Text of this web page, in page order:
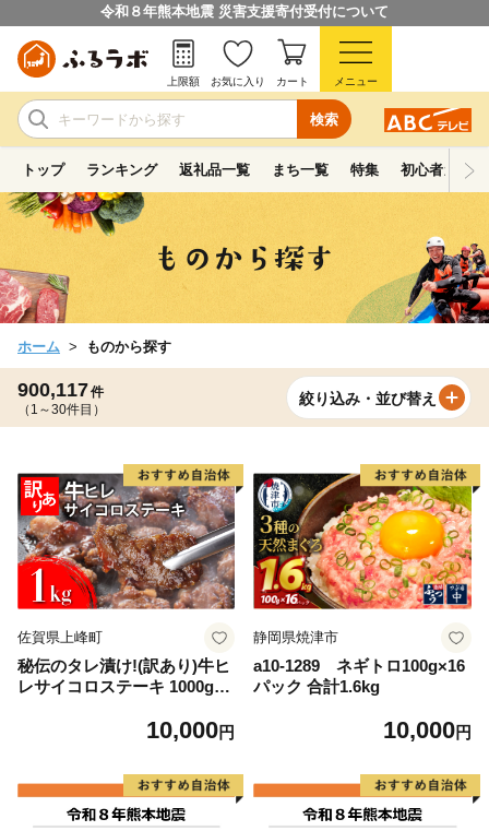
令和８年熊本地震 災害支援寄付受付について
検索
上限額 お気に入り カート メニュー
トップ ランキング 返礼品一覧 まち一覧 特集 初心者ガイド
ホーム ものから探す
900,117件
（1～30件目）
絞り込み・並び替え
佐賀県上峰町
秘伝のタレ漬け!(訳あり)牛ヒ
レサイコロステーキ 1000g
10,000円
静岡県焼津市
a10-1289 ネギトロ100g×16
パック 合計1.6kg
10,000円